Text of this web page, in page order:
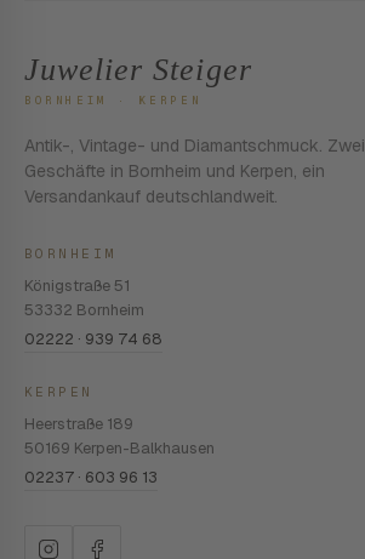
Juwelier Steiger
BORNHEIM · KERPEN
Antik-, Vintage- und Diamantschmuck. Zwei
Geschäfte in Bornheim und Kerpen, ein
Versandankauf deutschlandweit.
BORNHEIM
Königstraße 51
53332 Bornheim
02222 · 939 74 68
KERPEN
Heerstraße 189
50169 Kerpen-Balkhausen
02237 · 603 96 13